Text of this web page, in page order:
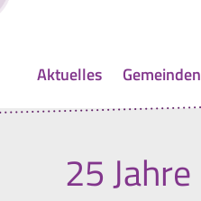
Aktuelles Gemeinden
25 Jahre